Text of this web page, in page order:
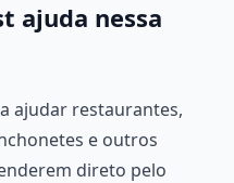
ajuda nessa
ajudar restaurantes,
e outros
direto pelo